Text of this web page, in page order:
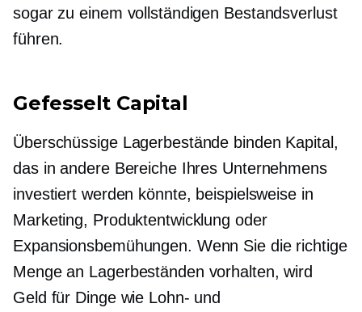
sogar zu einem vollständigen Bestandsverlust
führen.
Gefesselt Capital
Überschüssige Lagerbestände binden Kapital,
das in andere Bereiche Ihres Unternehmens
investiert werden könnte, beispielsweise in
Marketing, Produktentwicklung oder
Expansionsbemühungen. Wenn Sie die richtige
Menge an Lagerbeständen vorhalten, wird
Geld für Dinge wie Lohn- und